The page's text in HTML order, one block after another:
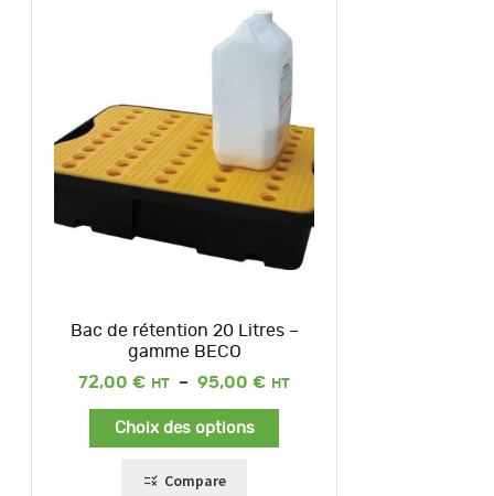
Bac de rétention 20 Litres –
gamme BECO
72,00 € – 95,00 €
Plage
Choix des options
Compare